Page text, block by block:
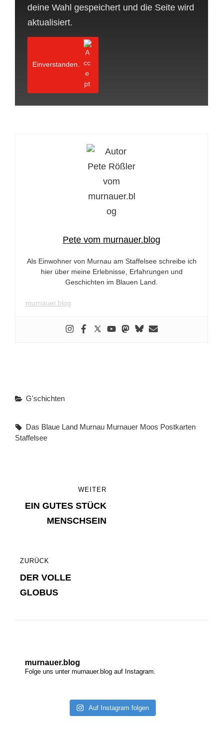
deine Wahl gespeichert und die Seite wird
aktualisiert.
Einverstanden.
Pete vom murnauer.blog
Als Einwohner von Murnau am Staffelsee schreibe ich
hier über meine Erlebnisse, Erfahrungen und
Geschichten im Blauen Land.
murnauer.blog
Categories
G'schichten
Tags,
Das Blaue Land Murnau Murnauer Moos Postkarten
Staffelsee
Beitragsnavigation
ZURÜCK
ZURÜCK
DER VOLLE
GLOBUS
WEITER
EIN GUTES STÜCK
MENSCHSEIN
murnauer.blog
Folge uns unter murnauer.blog auf Instagram.
Auf Instagram folgen